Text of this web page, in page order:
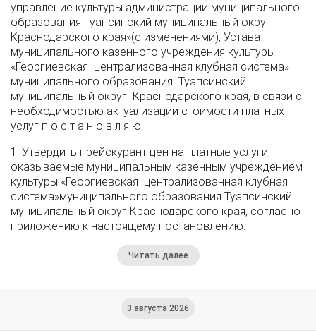
управление культуры администрации муниципального
образования Туапсинский муниципальный округ
Краснодарского края»(с изменениями), Устава
муниципального казенного учреждения культуры
«Георгиевская централизованная клубная система»
муниципального образования Туапсинский
муниципальный округ Краснодарского края, в связи с
необходимостью актуализации стоимости платных
услуг п о с т а н о в л я ю:
1. Утвердить прейскурант цен на платные услуги,
оказываемые муниципальным казенным учреждением
культуры «Георгиевская централизованная клубная
система»муниципального образования Туапсинский
муниципальный округ Краснодарского края, согласно
приложению к настоящему постановлению.
Читать далее
3 августа 2026